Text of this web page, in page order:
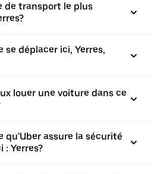
de transport le plus
se déplacer ici, Yerres,
louer une voiture dans ce
qu'Uber assure la sécurité
: Yerres?